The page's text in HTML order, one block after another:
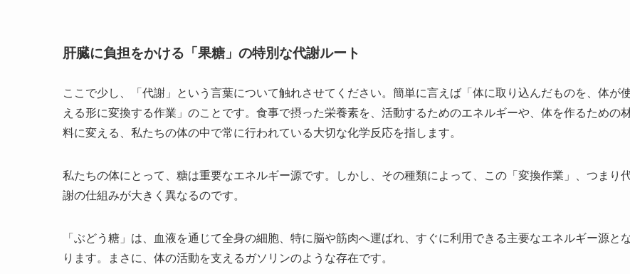
肝臓に負担をかける「果糖」の特別な代謝ルート
ここで少し、「代謝」という言葉について触れさせてください。簡単に言えば「体に取り込んだものを、体が
える形に変換する作業」のことです。食事で摂った栄養素を、活動するためのエネルギーや、体を作るための
料に変える、私たちの体の中で常に行われている大切な化学反応を指します。
私たちの体にとって、糖は重要なエネルギー源です。しかし、その種類によって、この「変換作業」、つまり
謝の仕組みが大きく異なるのです。
「ぶどう糖」は、血液を通じて全身の細胞、特に脳や筋肉へ運ばれ、すぐに利用できる主要なエネルギー源と
ります。まさに、体の活動を支えるガソリンのような存在です。